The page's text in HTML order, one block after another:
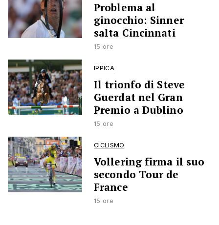
Problema al
ginocchio: Sinner
salta Cincinnati
15 ore
IPPICA
Il trionfo di Steve
Guerdat nel Gran
Premio a Dublino
15 ore
CICLISMO
Vollering firma il suo
secondo Tour de
France
15 ore